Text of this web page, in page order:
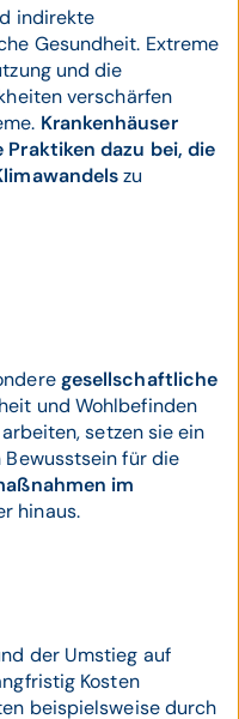
indirekte
Gesundheit. Extreme
und die
verschärfen
Krankenhäuser
dazu bei, die
zu
gesellschaftliche
und Wohlbefinden
setzen sie ein
für die
im
hinaus.
der Umstieg auf
Kosten
beispielsweise durch